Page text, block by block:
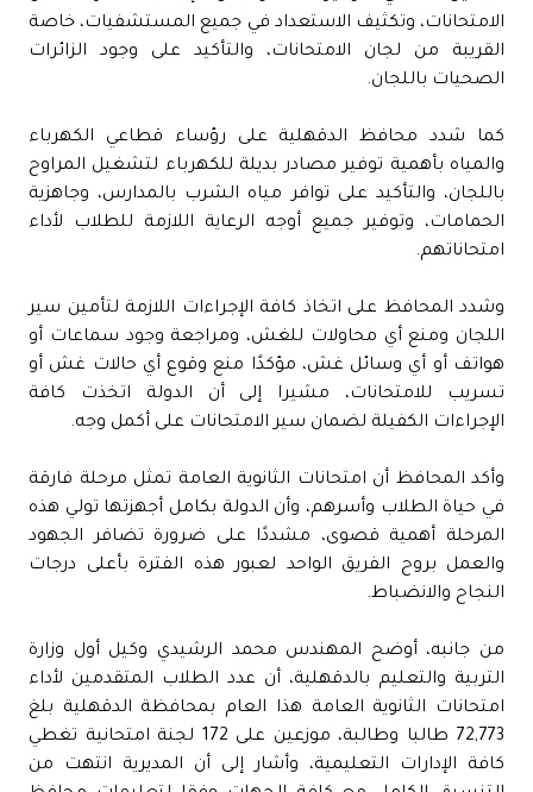
الامتحانات، وتكثيف الاستعداد في جميع المستشفيات، خاصة
القريبة من لجان الامتحانات، والتأكيد على وجود الزائرات
الصحيات باللجان.
كما شدد محافظ الدقهلية على رؤساء قطاعي الكهرباء
والمياه بأهمية توفير مصادر بديلة للكهرباء لتشغيل المراوح
باللجان، والتأكيد على توافر مياه الشرب بالمدارس، وجاهزية
الحمامات، وتوفير جميع أوجه الرعاية اللازمة للطلاب لأداء
امتحاناتهم.
وشدد المحافظ على اتخاذ كافة الإجراءات اللازمة لتأمين سير
اللجان ومنع أي محاولات للغش، ومراجعة وجود سماعات أو
هواتف أو أي وسائل غش، مؤكدًا منع وقوع أي حالات غش أو
تسريب للامتحانات، مشيرا إلى أن الدولة اتخذت كافة
الإجراءات الكفيلة لضمان سير الامتحانات على أكمل وجه.
وأكد المحافظ أن امتحانات الثانوية العامة تمثل مرحلة فارقة
في حياة الطلاب وأسرهم، وأن الدولة بكامل أجهزتها تولي هذه
المرحلة أهمية قصوى، مشددًا على ضرورة تضافر الجهود
والعمل بروح الفريق الواحد لعبور هذه الفترة بأعلى درجات
النجاح والانضباط.
من جانبه، أوضح المهندس محمد الرشيدي وكيل أول وزارة
التربية والتعليم بالدقهلية، أن عدد الطلاب المتقدمين لأداء
امتحانات الثانوية العامة هذا العام بمحافظة الدقهلية بلغ
72,773 طالبا وطالبة، موزعين على 172 لجنة امتحانية تغطي
كافة الإدارات التعليمية، وأشار إلى أن المديرية انتهت من